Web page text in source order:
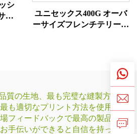
シ
イ
ユニセックス400G オーバ
ーサイズフレンチテリー素
質の生地、最も完璧な縫製方法、
も適切なプリント方法を使用し
フィードバックで最高の製品を提
手伝いができると自信を持ってい